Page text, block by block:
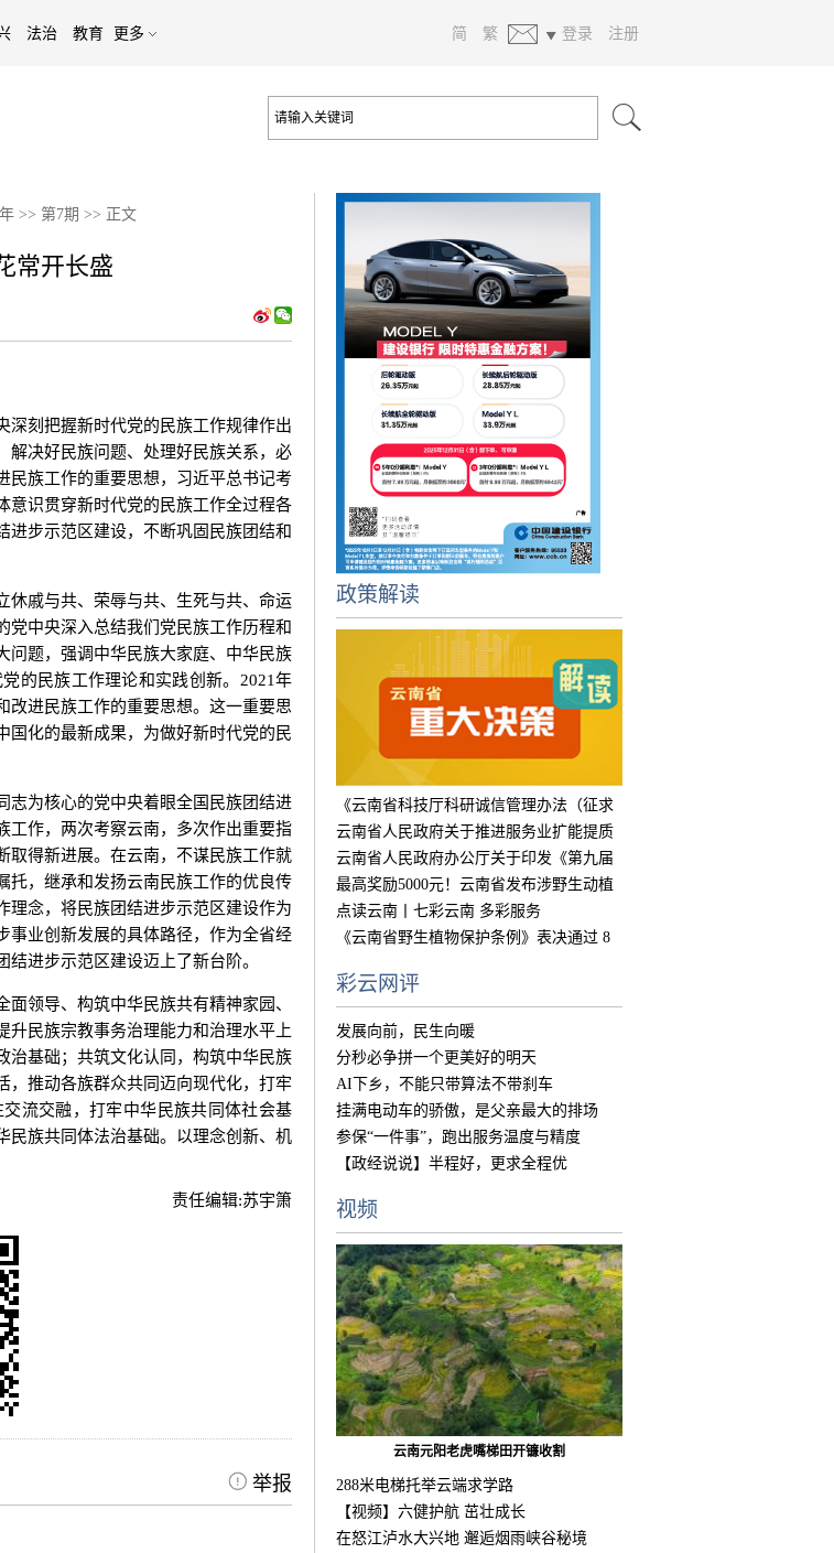
法治 教育 更多 简 繁 登录 注册
>> 第7期 >> 正文
常开长盛
刻把握新时代党的民族工作规律作出
解决好民族问题、处理好民族关系，必
民族工作的重要思想，习近平总书记考
意识贯穿新时代党的民族工作全过程各
进步示范区建设，不断巩固民族团结和
戚与共、荣辱与共、生死与共、命运
党中央深入总结我们党民族工作历程和
问题，强调中华民族大家庭、中华民族
的民族工作理论和实践创新。2021年
改进民族工作的重要思想。这一重要思
国化的最新成果，为做好新时代党的民
为核心的党中央着眼全国民族团结进
工作，两次考察云南，多次作出重要指
取得新进展。在云南，不谋民族工作就
托，继承和发扬云南民族工作的优良传
理念，将民族团结进步示范区建设作为
事业创新发展的具体路径，作为全省经
进步示范区建设迈上了新台阶。
领导、构筑中华民族共有精神家园、
升民族宗教事务治理能力和治理水平上
治基础；共筑文化认同，构筑中华民族
，推动各族群众共同迈向现代化，打牢
流交融，打牢中华民族共同体社会基
民族共同体法治基础。以理念创新、机
责任编辑:苏宇箫
举报
政策解读
《云南省科技厅科研诚信管理办法（征求
意见
云南省人民政府关于推进服务业扩能提质
的实
云南省人民政府办公厅关于印发《第九届
中国
最高奖励5000元！云南省发布涉野生动植
物违
点读云南丨七彩云南 多彩服务
《云南省野生植物保护条例》表决通过 8
彩云网评
发展向前，民生向暖
分秒必争拼一个更美好的明天
AI下乡，不能只带算法不带刹车
挂满电动车的骄傲，是父亲最大的排场
参保“一件事”，跑出服务温度与精度
【政经说说】半程好，更求全程优
视频
云南元阳老虎嘴梯田开镰收割
288米电梯托举云端求学路
【视频】六健护航 茁壮成长
在怒江泸水大兴地 邂逅烟雨峡谷秘境